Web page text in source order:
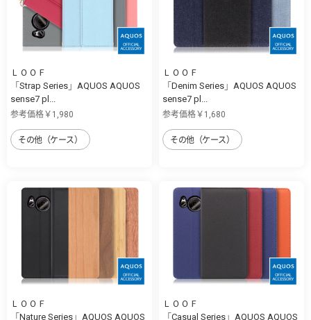
ＬＯＯＦ
「Strap Series」AQUOS AQUOS
sense7 pl...
参考価格￥1,980
その他（ケース）
ＬＯＯＦ
「Denim Series」AQUOS AQUOS
sense7 pl...
参考価格￥1,680
その他（ケース）
ＬＯＯＦ
「Nature Series」AQUOS AQUOS
ＬＯＯＦ
「Casual Series」AQUOS AQUOS